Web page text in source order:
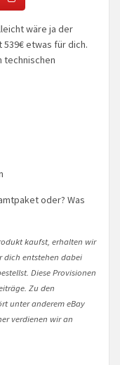
wäre ja der
539€ etwas für dich.
technischen
oder? Was
kaufst, erhalten wir
dich entstehen dabei
Diese Provisionen
Zu den
unter anderem eBay
verdienen wir an